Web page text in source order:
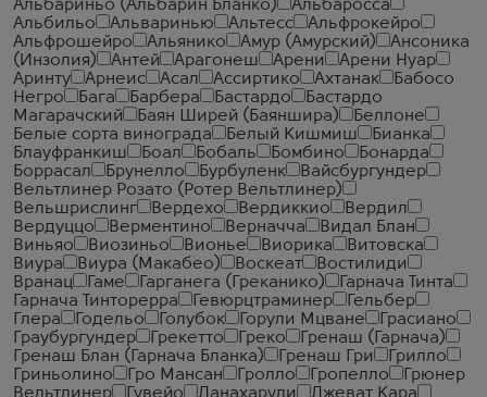
Альбариньо (Альбарин Бланко)
Альбаросса
Альбильо
Альваринью Альтесс
Альфрокейро
Альфрошейро
Альянико Амур (Амурский)
Ансоника
(Инзолия)
Антей Арагонеш Арени
Арени Нуар
Аринту
Арнеис Асал Ассиртико Ахтанак
Бабосо
Негро
Бага Барбера Бастардо
Бастардо
Магарачский
Баян Ширей (Баяншира)
Беллоне
Белые сорта винограда
Белый Кишмиш
Бианка
Блауфранкиш
Боал Бобаль Бомбино
Бонарда
Боррасал
Брунелло Бурбуленк
Вайсбургундер
Вельтлинер Розато (Ротер Вельтлинер)
Вельшрислинг
Вердехо Вердиккио
Вердил
Вердуццо
Верментино Верначча
Видал Блан
Виньяо
Виозиньо Вионье Виорика
Витовска
Виура
Виура (Макабео) Воскеат
Востилиди
Вранац
Гаме Гарганега (Греканико)
Гарнача Тинта
Гарнача Тинторерра
Гевюрцтраминер
Гельбер
Глера
Годельо Голубок Горули Мцване
Грасиано
Граубургундер
Грекетто Греко
Гренаш (Гарнача)
Гренаш Блан (Гарнача Бланка)
Гренаш Гри
Грилло
Гриньолино
Гро Мансан Гролло Гропелло
Грюнер